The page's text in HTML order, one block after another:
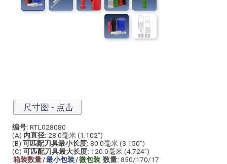
尺寸图 - 点击
编号: RTL028080
(A) 内直径: 28.0毫米 (1.102”)
(B) 可匹配刀具最小长度: 80.0毫米 (3.150”)
(C) 可匹配刀具最大长度: 120.0毫米 (4.724”)
箱装数量/最小包装/微包装 数量: 850/170/17